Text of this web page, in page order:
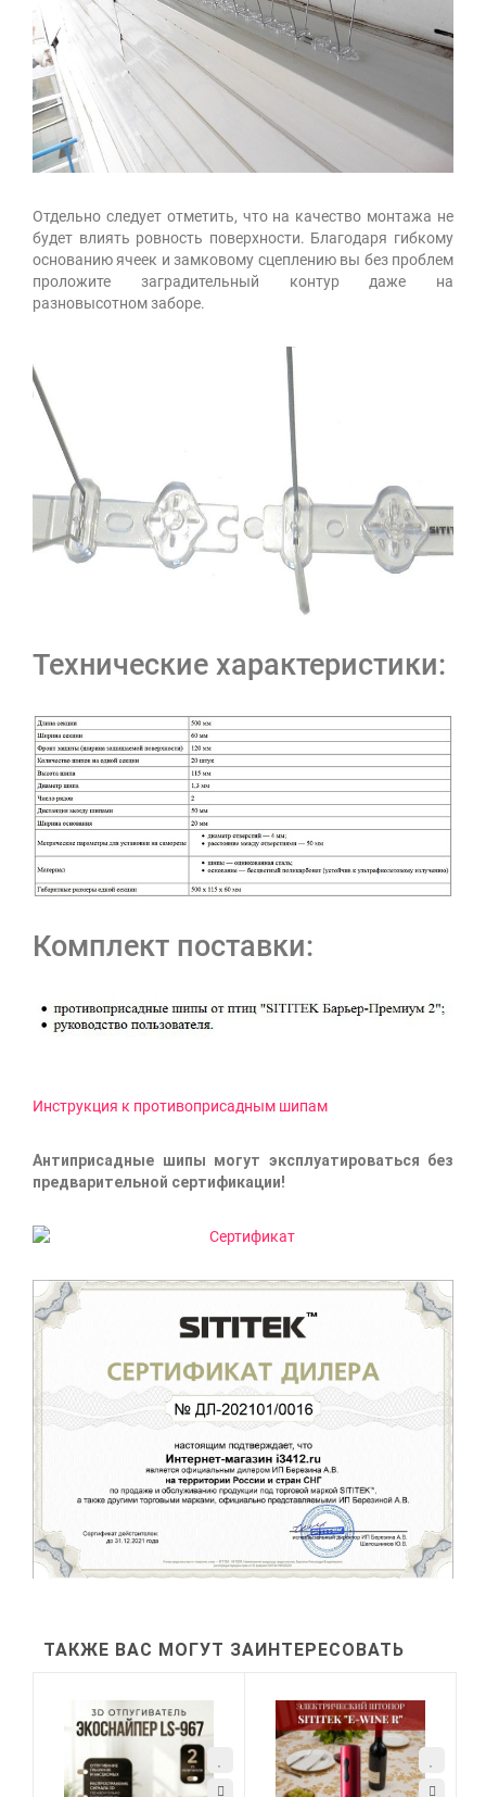
Отдельно следует отметить, что на качество монтажа не
будет влиять ровность поверхности. Благодаря гибкому
основанию ячеек и замковому сцеплению вы без проблем
проложите заградительный контур даже на
разновысотном заборе.
Технические характеристики:
Комплект поставки:
Инструкция к противоприсадным шипам
Антиприсадные шипы могут эксплуатироваться без
предварительной сертификации!
ТАКЖЕ ВАС МОГУТ ЗАИНТЕРЕСОВАТЬ